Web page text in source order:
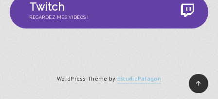
Twitch
REGARDEZ MES VIDÉOS !
WordPress Theme by EstudioPatagon